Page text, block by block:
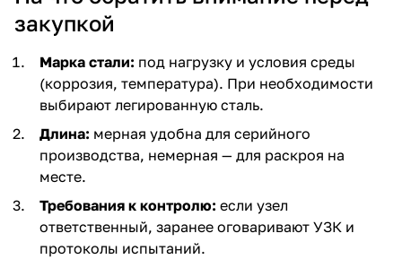
закупкой
Марка стали: под нагрузку и условия среды
(коррозия, температура). При необходимости
выбирают легированную сталь.
Длина: мерная удобна для серийного
производства, немерная — для раскроя на
месте.
Требования к контролю: если узел
ответственный, заранее оговаривают УЗК и
протоколы испытаний.